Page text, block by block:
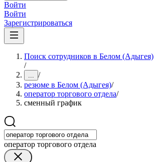
Войти
Войти
Зарегистрироваться
Поиск сотрудников в Белом (Адыгея)
/
... /
резюме в Белом (Адыгея)/
оператор торгового отдела/
сменный график
оператор торгового отдела